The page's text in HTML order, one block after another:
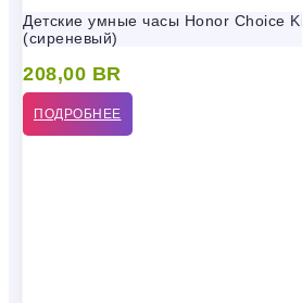
Детские умные часы Honor Choice
(сиреневый)
208,00 BR
ПОДРОБНЕЕ